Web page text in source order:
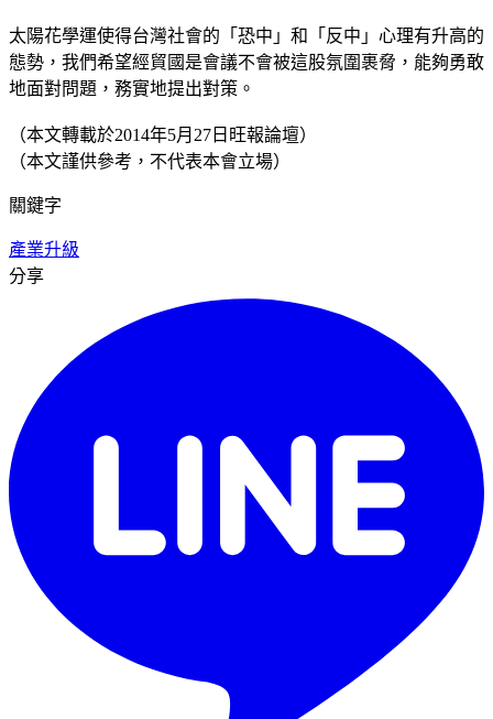
太陽花學運使得台灣社會的「恐中」和「反中」心理有升高的
態勢，我們希望經貿國是會議不會被這股氛圍裹脅，能夠勇敢
地面對問題，務實地提出對策。
（本文轉載於2014年5月27日旺報論壇）
（本文謹供參考，不代表本會立場）
關鍵字
產業升級
分享